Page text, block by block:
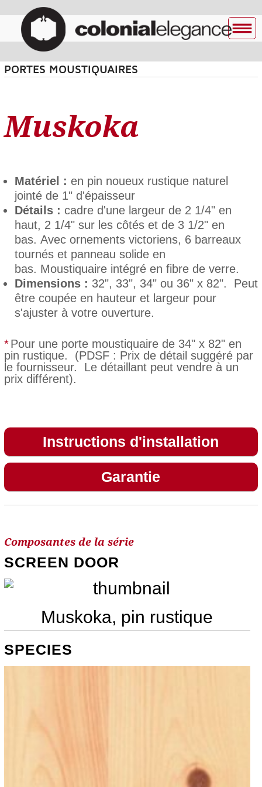
PORTES MOUSTIQUAIRES
Muskoka
Matériel : en pin noueux rustique naturel
jointé de 1" d'épaisseur
Détails : cadre d'une largeur de 2 1/4" en
haut, 2 1/4" sur les côtés et de 3 1/2" en
bas. Avec ornements victoriens, 6 barreaux
tournés et panneau solide en
bas. Moustiquaire intégré en fibre de verre.
Dimensions : 32", 33", 34" ou 36" x 82". Peut
être coupée en hauteur et largeur pour
s'ajuster à votre ouverture.
*Pour une porte moustiquaire de 34" x 82" en
pin rustique. (PDSF : Prix de détail suggéré par
le fournisseur. Le détaillant peut vendre à un
prix différent).
Instructions d'installation
Garantie
Composantes de la série
SCREEN DOOR
Muskoka, pin rustique
SPECIES